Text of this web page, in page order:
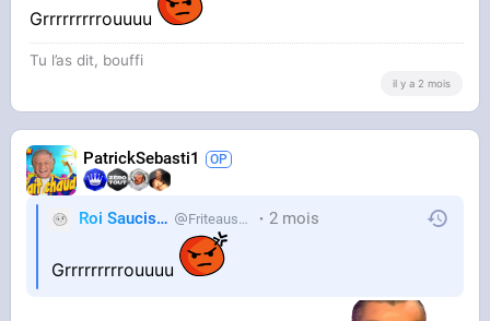
Grrrrrrrrrouuuu
Tu l’as dit, bouffi
il y a 2 mois
PatrickSebasti1
Roi Saucisse Friteausucre 2 mois
Grrrrrrrrrouuuu